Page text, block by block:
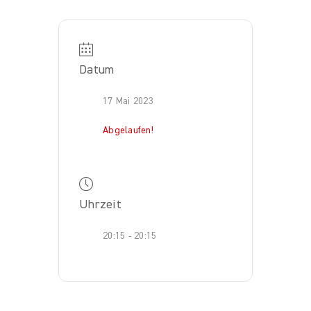
Datum
17 Mai 2023
Abgelaufen!
Uhrzeit
20:15 - 20:15